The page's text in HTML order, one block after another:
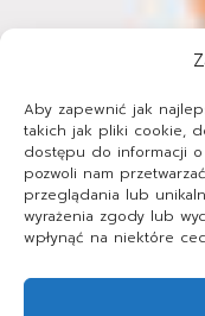
Aby zapewnić jak
takich jak pliki cookie,
dostępu do informacji
pozwoli nam
przeglądania lub
wyrażenia zgody lub
wpłynąć na niektóre